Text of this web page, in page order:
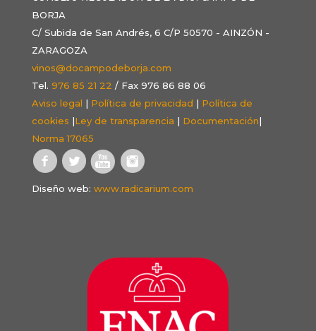
BORJA
C/ Subida de San Andrés, 6 C/P 50570 - AINZÓN -
ZARAGOZA
vinos@docampodeborja.com
Tel. 976 85 21 22 / Fax 976 86 88 06
Aviso legal | Política de privacidad | Política de
cookies |Ley de transparencia | Documentación|
Norma 17065
Diseño web: www.radicarium.com